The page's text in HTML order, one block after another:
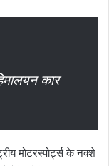
कार
मोटरस्पोर्ट्स के नक्शे